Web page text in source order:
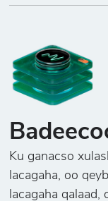
Ku ganacso
lacagaha, oo
lacagaha